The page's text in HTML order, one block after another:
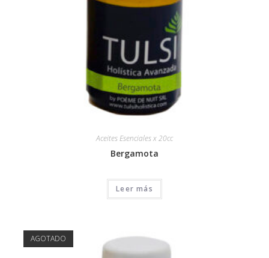
Aceites Esenciales x 20cc
Bergamota
Leer más
AGOTADO